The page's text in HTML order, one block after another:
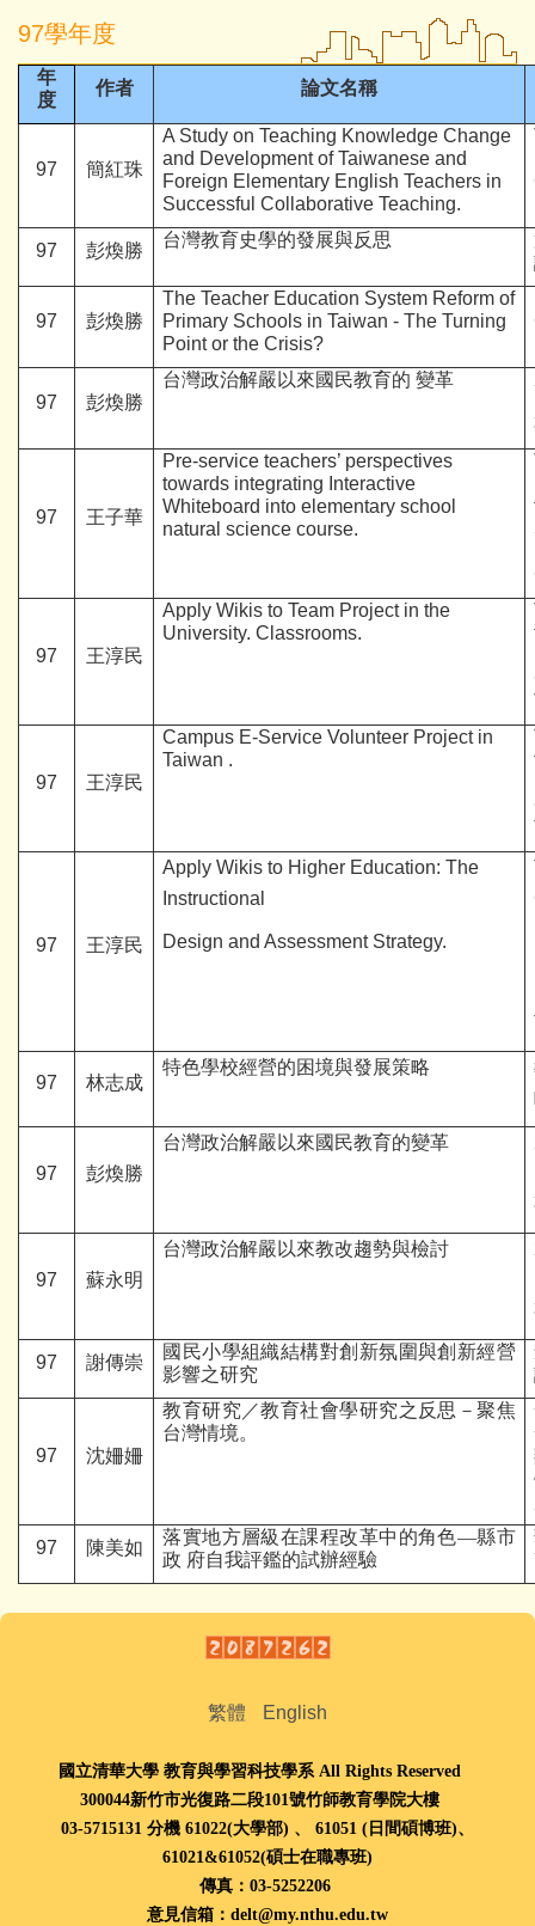
97學年度
年
度
作者 論文名稱
97 簡紅珠
A Study on Teaching Knowledge Change
and Development of Taiwanese and
Foreign Elementary English Teachers in
Successful Collaborative Teaching.
97 彭煥勝
台灣教育史學的發展與反思
97 彭煥勝
The Teacher Education System Reform of
Primary Schools inTaiwan - The Turning
Point or the Crisis?
97 彭煥勝
台灣政治解嚴以來國民教育的 變革
97 王子華
Pre-service teachers’ perspectives
towards integrating Interactive
Whiteboard into elementary school
natural science course.
97 王淳民
Apply Wikis to Team Project in the
University. Classrooms.
97 王淳民
Campus E-Service Volunteer Project in
Taiwan .
97 王淳民
Apply Wikis to Higher Education: The
Instructional
Design and Assessment Strategy.
97 林志成
特色學校經營的困境與發展策略
97 彭煥勝
台灣政治解嚴以來國民教育的變革
97 蘇永明
台灣政治解嚴以來教改趨勢與檢討
97 謝傳崇
國民小學組織結構對創新氛圍與創新經營
影響之研究
97 沈姍姍
教育研究／教育社會學研究之反思－聚焦
台灣情境。
97 陳美如
落實地方層級在課程改革中的角色—縣市
政 府自我評鑑的試辦經驗
繁體 English
國立清華大學 教育與學習科技學系 All Rights Reserved
300044新竹市光復路二段101號竹師教育學院大樓
03-5715131 分機 61022(大學部) 、
61051 ( 日間碩博班)、
61021&61052(碩士在職專班)
傳真：03-5252206
意見信箱：delt@my.nthu.edu.tw